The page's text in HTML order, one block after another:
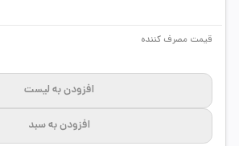
قیمت مصرف کننده
افزودن به لیست
افزودن به سبد